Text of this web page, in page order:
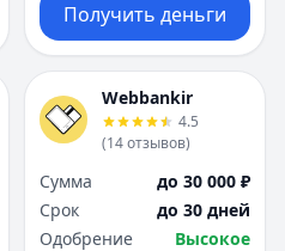
Получить деньги
Webbankir
4.5
(14отзывов)
Сумма
до 30 000 ₽
Срок
до 30 дней
Одобрение
Высокое